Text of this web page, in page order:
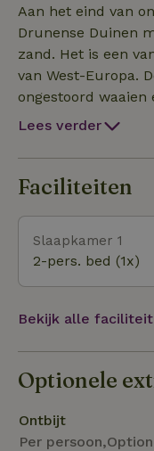
Aan het eind van
Drunense Duinen
zand. Het is een
van West-Europa.
ongestoord waaien
veranderend
nu nog van deze
wandelrouteboekje
Duinen. Op de
volop ruimte om
Verwonder je over
van de tjirpende
van de vele cafés
natuurgebied.
hier allemaal. Met
in je schoenen.
wel tegen. De
vreten jonge
gebied open.
Lees verder
Faciliteiten
Slaapkamer 1
2-pers. bed (1x)
Bekijk alle
Optionele
Ontbijt
Per